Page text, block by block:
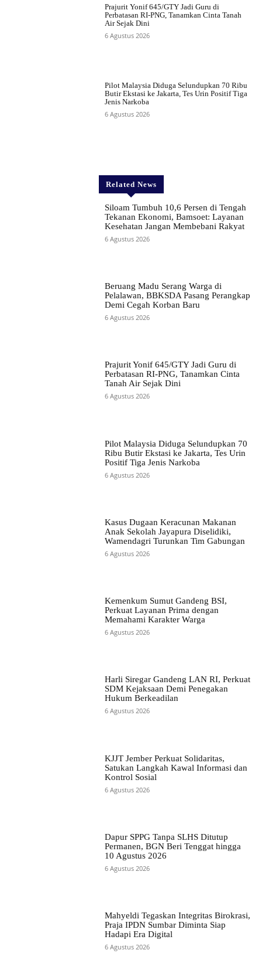
Prajurit Yonif 645/GTY Jadi Guru di
Perbatasan RI-PNG, Tanamkan Cinta Tanah
Air Sejak Dini
6 Agustus 2026
Pilot Malaysia Diduga Selundupkan 70 Ribu
Butir Ekstasi ke Jakarta, Tes Urin Positif Tiga
Jenis Narkoba
6 Agustus 2026
Related News
Siloam Tumbuh 10,6 Persen di Tengah
Tekanan Ekonomi, Bamsoet: Layanan
Kesehatan Jangan Membebani Rakyat
6 Agustus 2026
Beruang Madu Serang Warga di
Pelalawan, BBKSDA Pasang Perangkap
Demi Cegah Korban Baru
6 Agustus 2026
Prajurit Yonif 645/GTY Jadi Guru di
Perbatasan RI-PNG, Tanamkan Cinta
Tanah Air Sejak Dini
6 Agustus 2026
Pilot Malaysia Diduga Selundupkan 70
Ribu Butir Ekstasi ke Jakarta, Tes Urin
Positif Tiga Jenis Narkoba
6 Agustus 2026
Kasus Dugaan Keracunan Makanan
Anak Sekolah Jayapura Diselidiki,
Wamendagri Turunkan Tim Gabungan
6 Agustus 2026
Kemenkum Sumut Gandeng BSI,
Perkuat Layanan Prima dengan
Memahami Karakter Warga
6 Agustus 2026
Harli Siregar Gandeng LAN RI, Perkuat
SDM Kejaksaan Demi Penegakan
Hukum Berkeadilan
6 Agustus 2026
KJJT Jember Perkuat Solidaritas,
Satukan Langkah Kawal Informasi dan
Kontrol Sosial
6 Agustus 2026
Dapur SPPG Tanpa SLHS Ditutup
Permanen, BGN Beri Tenggat hingga
10 Agustus 2026
6 Agustus 2026
Mahyeldi Tegaskan Integritas Birokrasi,
Praja IPDN Sumbar Diminta Siap
Hadapi Era Digital
6 Agustus 2026